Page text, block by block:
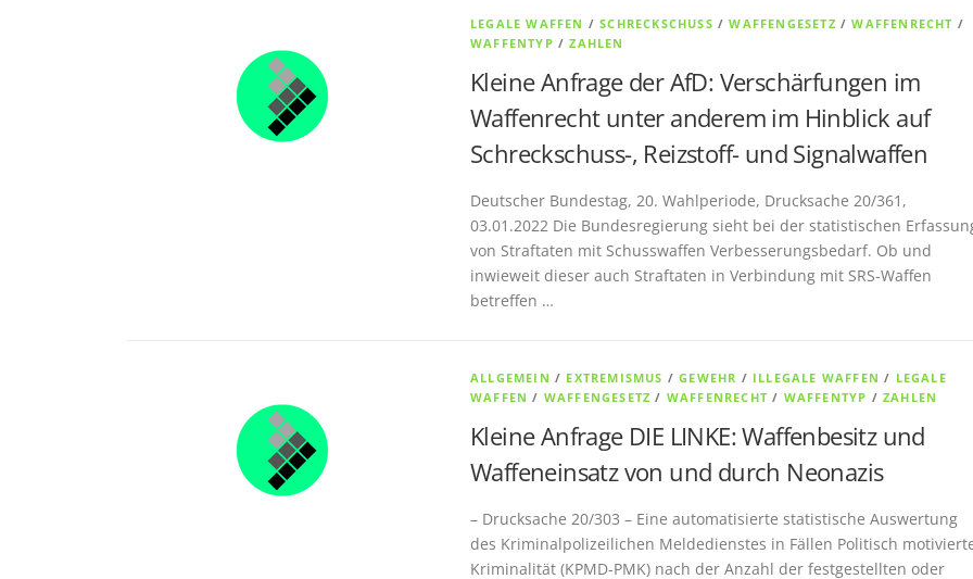
LEGALE WAFFEN /SCHRECKSCHUSS /WAFFENGESETZ /WAFFENRECHT /
WAFFENTYP /ZAHLEN
Kleine Anfrage der AfD: Verschärfungen im
Waffenrecht unter anderem im Hinblick auf
Schreckschuss-, Reizstoff- und Signalwaffen
Deutscher Bundestag, 20. Wahlperiode, Drucksache 20/361,
03.01.2022 Die Bundesregierung sieht bei der statistischen
von Straftaten mit Schusswaffen Verbesserungsbedarf. Ob und
inwieweit dieser auch Straftaten in Verbindung mit SRS-Waffen
betreffen …
ALLGEMEIN / EXTREMISMUS /GEWEHR / ILLEGALE WAFFEN / LEGALE
WAFFEN / WAFFENGESETZ / WAFFENRECHT / WAFFENTYP /ZAHLEN
Kleine Anfrage DIE LINKE: Waffenbesitz und
Waffeneinsatz von und durch Neonazis
– Drucksache 20/303 – Eine automatisierte statistische Auswertung
des Kriminalpolizeilichen Meldedienstes in Fällen Politisch
Kriminalität (KPMD-PMK) nach der Anzahl der festgestellten oder